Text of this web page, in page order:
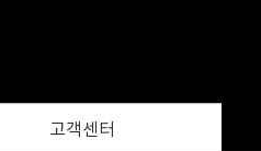
고객센터